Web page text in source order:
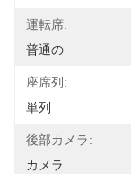
運転席:
普通の
座席列:
単列
後部カメラ:
カメラ